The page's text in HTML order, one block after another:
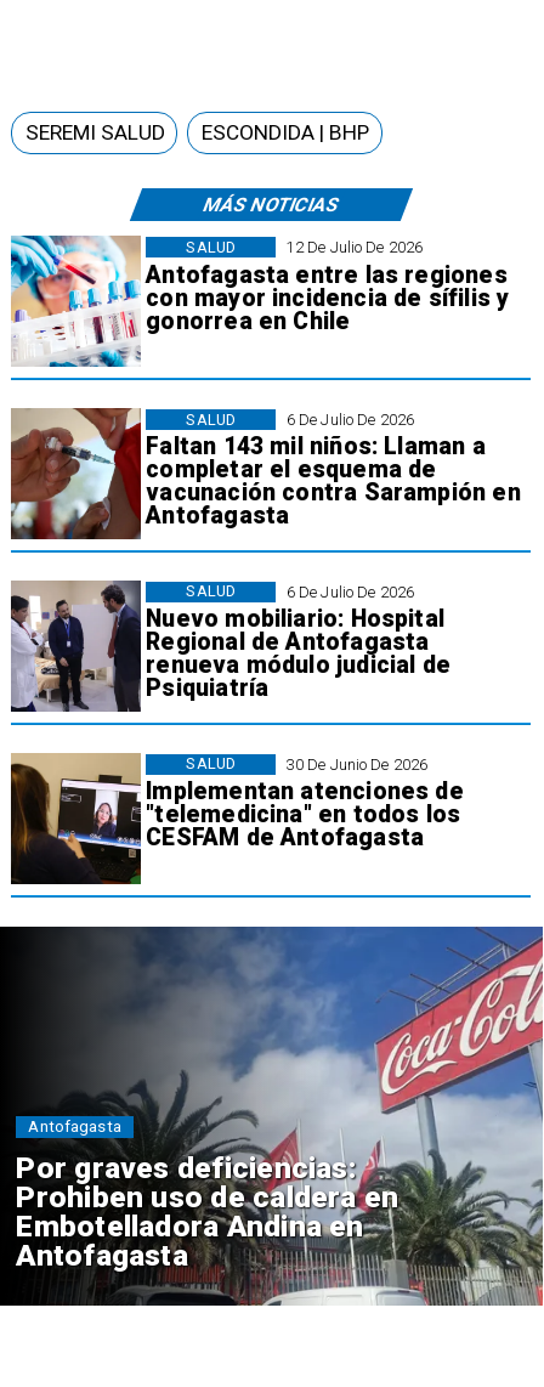
MÁS NOTICIAS
12 De Julio De 2026
Antofagasta entre las regiones
con mayor incidencia de sífilis y
gonorrea en Chile
SALUD
6 De Julio De 2026
Faltan 143 mil niños: Llaman a
completar el esquema de
vacunación contra Sarampión en
Antofagasta
SALUD
6 De Julio De 2026
Nuevo mobiliario: Hospital
Regional de Antofagasta
renueva módulo judicial de
Psiquiatría
SALUD
30 De Junio De 2026
Implementan atenciones de
"telemedicina" en todos los
CESFAM de Antofagasta
SALUD
SEREMI SALUD ESCONDIDA | BHP
Por graves deficiencias:
Prohiben uso de caldera en
Embotelladora Andina en
Antofagasta
Antofagasta